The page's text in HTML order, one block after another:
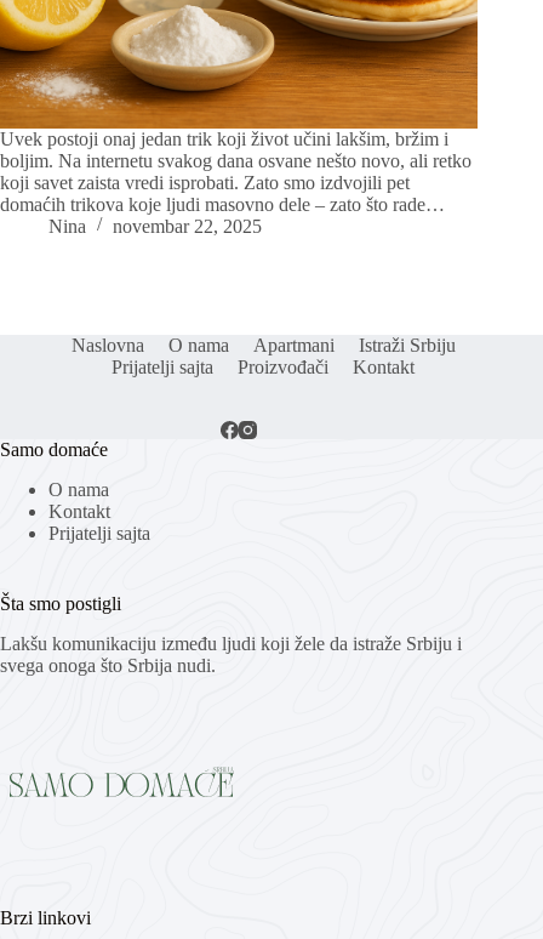
Uvek postoji onaj jedan trik koji život učini lakšim, bržim i
boljim. Na internetu svakog dana osvane nešto novo, ali retko
koji savet zaista vredi isprobati. Zato smo izdvojili pet
domaćih trikova koje ljudi masovno dele – zato što rade…
Nina
novembar 22, 2025
Naslovna O nama Apartmani
Istraži Srbiju
Prijatelji sajta
Proizvođači Kontakt
Samo domaće
O nama
Kontakt
Prijatelji sajta
Šta smo postigli
Lakšu komunikaciju između ljudi koji žele da istraže Srbiju i
svega onoga što Srbija nudi.
Brzi linkovi